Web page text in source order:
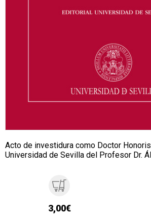
Acto de investidura como Doctor
Universidad de Sevilla del Profesor Dr.
3,00€